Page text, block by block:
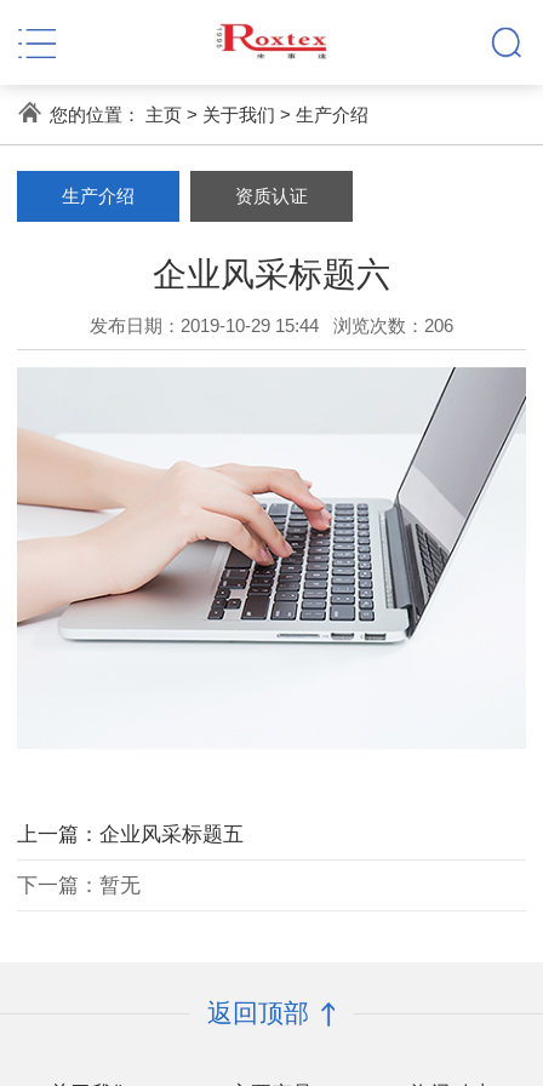
您的位置： 主页> 关于我们 > 生产介绍
生产介绍 资质认证
企业风采标题六
发布日期：2019-10-29 15:44 浏览次数： 206
上一篇：企业风采标题五
下一篇：暂无
返回顶部